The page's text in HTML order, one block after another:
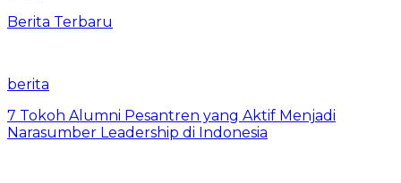
Berita Terbaru
berita
7 Tokoh Alumni Pesantren yang Aktif Menjadi
Narasumber Leadership di Indonesia